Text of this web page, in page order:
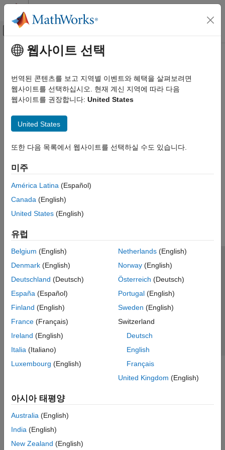
콘텐츠로 바로 가기
오프캔버스 탐색 메뉴 토글
문서 홈
주요 콘텐츠
이 페이지가 얼마나 도움이 되었습니까?
웹사이트 선택
번역된 콘텐츠를 보고 지역별 이벤트와 혜택을 살펴보려면
웹사이트를 선택하십시오. 현재 계신 지역에 따라 다음
웹사이트를 권장합니다: United States
United States
또한 다음 목록에서 웹사이트를 선택하실 수도 있습니다.
미주
América Latina (Español)
Canada (English)
United States (English)
유럽
Belgium (English)
Denmark (English)
Deutschland (Deutsch)
España (Español)
Finland (English)
France (Français)
Ireland (English)
Italia (Italiano)
Luxembourg (English)
Netherlands(English)
Norway(English)
Österreich (Deutsch)
Portugal(English)
Sweden (English)
Switzerland
Deutsch
English
Français
United Kingdom (English)
아시아 태평양
Australia (English)
India (English)
New Zealand (English)
신뢰 센터 등록 상표 개인정보 취급방침
불법 복제 방지
애플리케이션 상태
© 1994-2026 The MathWorks, Inc.